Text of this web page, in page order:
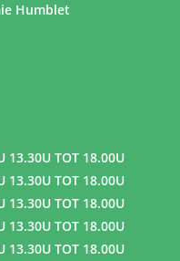
Humblet
13.30U TOT 18.00U
13.30U TOT 18.00U
13.30U TOT 18.00U
13.30U TOT 18.00U
13.30U TOT 18.00U